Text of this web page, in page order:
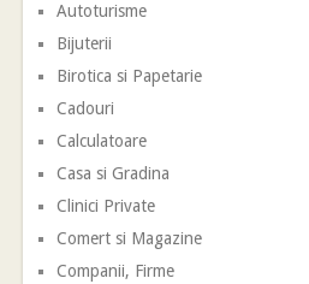
Autoturisme
Bijuterii
Birotica si Papetarie
Cadouri
Calculatoare
Casa si Gradina
Clinici Private
Comert si Magazine
Companii, Firme